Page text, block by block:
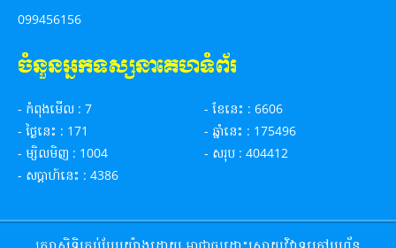
099456156
ចំនួនអ្នកទស្សនាគេហទំព័រ
- កំពុងមើល : 7
- ថ្ងៃនេះ : 171
- ម្សិលមិញ : 1004
- ស​ប្តា​ហ៍​នេះ : 4386
- ខែ​នេះ : 6606
- ឆ្នាំនេះ : 175496
- សរុប : 404412